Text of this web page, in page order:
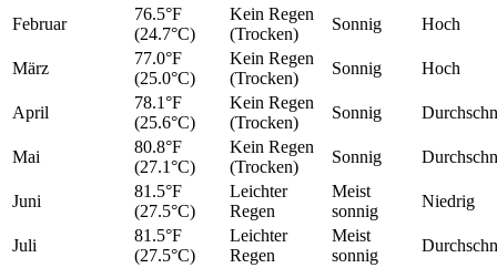
Februar
76.5°F
(24.7°C)
Kein Regen
(Trocken)
Sonnig Hoch
März
77.0°F
(25.0°C)
Kein Regen
(Trocken)
Sonnig Hoch
April
78.1°F
(25.6°C)
Kein Regen
(Trocken)
Sonnig
Mai
80.8°F
(27.1°C)
Kein Regen
(Trocken)
Sonnig
Juni
81.5°F
(27.5°C)
Leichter
Regen
Meist
sonnig
Niedrig
Juli
81.5°F
(27.5°C)
Leichter
Regen
Meist
sonnig